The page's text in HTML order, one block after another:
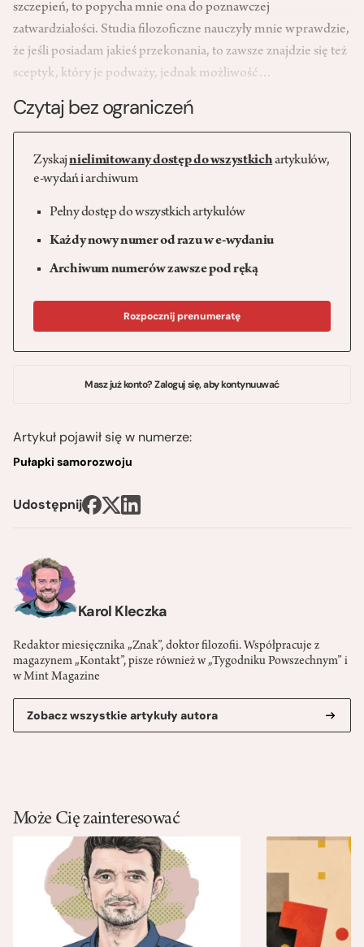
Karol Kleczka
Redaktor miesięcznika „Znak”, doktor filozofii. Współpracuje z
magazynem „Kontakt”, pisze również w „Tygodniku Powszechnym” i
w Mint Magazine
Zobacz wszystkie artykuły autora
szczepień, to popycha mnie ona do poznawczej
zatwardziałości. Studia filozoficzne nauczyły mnie wprawdzie,
że jeśli posiadam jakieś przekonania, to zawsze znajdzie się też
sceptyk, który je podważy, jednak możliwość…
Czytaj bez ograniczeń
Zyskajnielimitowany dostęp do wszystkichartykułów,
e-wydań i archiwum
Pełny dostęp do wszystkich artykułów
Każdy nowy numer od razu w e-wydaniu
Archiwum numerów zawsze pod ręką
Rozpocznij prenumeratę
Masz już konto? Zaloguj się, aby kontynuuwać
Artykuł pojawił się w numerze:
Pułapki samorozwoju
Udostępnij
Może Cię zainteresować